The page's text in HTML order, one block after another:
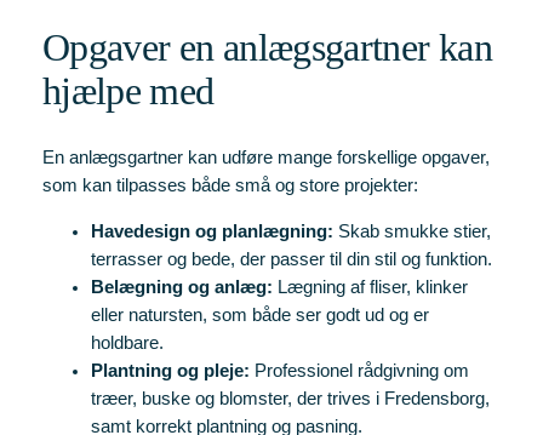
Opgaver en anlægsgartner kan
hjælpe med
En anlægsgartner kan udføre mange forskellige opgaver,
som kan tilpasses både små og store projekter:
Havedesign og planlægning: Skab smukke stier,
terrasser og bede, der passer til din stil og funktion.
Belægning og anlæg: Lægning af fliser, klinker
eller natursten, som både ser godt ud og er
holdbare.
Plantning og pleje: Professionel rådgivning om
træer, buske og blomster, der trives i Fredensborg,
samt korrekt plantning og pasning.